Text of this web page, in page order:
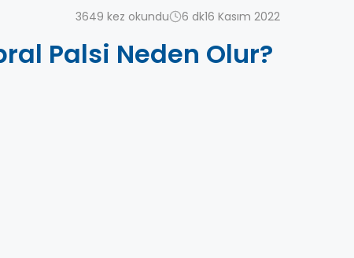
3649 kez okundu 6 dk16 Kasım 2022
Palsi Neden Olur?